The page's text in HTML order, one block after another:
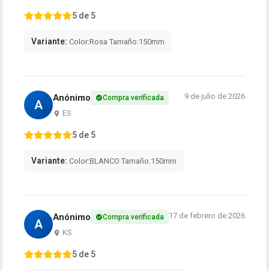
5 de 5
Variante: Color:Rosa Tamaño:150mm
A Anónimo Compra verificada
ES
9 de julio de 2026
5 de 5
Variante: Color:BLANCO Tamaño:150mm
A Anónimo Compra verificada
KS
17 de febrero de 2026
5 de 5